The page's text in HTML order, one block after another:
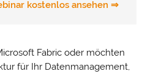
kostenlos ansehen ⇒
Fabric oder möchten
für Ihr Datenmanagement,